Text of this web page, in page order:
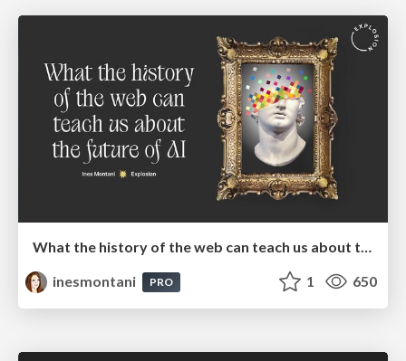
What the history of the web can teach us about the future of AI
inesmontani
PRO 1 650